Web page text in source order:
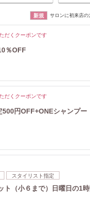
新規 サロンに初来店の
だくクーポンです
％OFF
だくクーポンです
500円OFF+ONEシャンプー
スタイリスト指定
ト（小６まで）日曜日の1